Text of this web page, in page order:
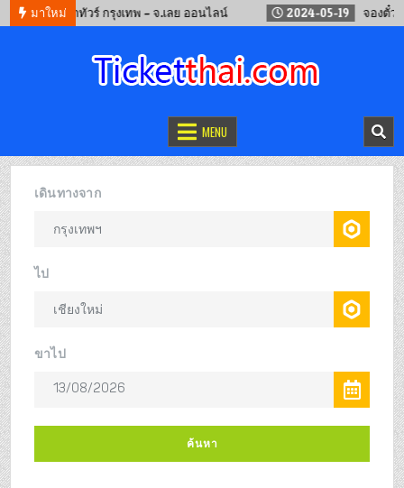
มาใหม่
จองรถทัวร์ กรุงเทพ – จ.เลย ออนไลน์ 2024-05-19 จองตั๋วรถไฟ
MENU